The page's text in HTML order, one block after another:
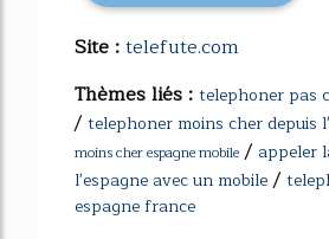
Site :telefute.com
Thèmes liés : telephoner pas
/ telephoner moins cher depuis
moins cher espagne mobile / appeler
l'espagne avec un mobile/
espagne france